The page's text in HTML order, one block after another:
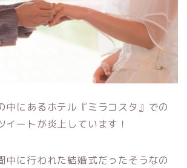
中にあるホテル『ミラコスタ』での
イートが炎上しています！
中に行われた結婚式だったそうなの